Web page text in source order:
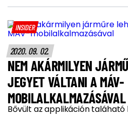
INSIDER
2020. 09. 02.
NEM AKÁRMILYEN
JEGYET VÁLTANI A MÁV-
MOBILALKALMAZÁSÁVAL
Bővült az applikáción taláható